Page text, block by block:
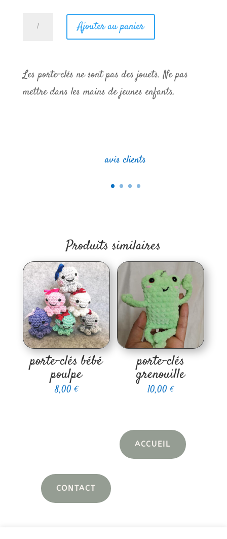
quantité
clés
abeille
Ajouter au panier
Les porte-clés ne sont pas des jouets. Ne pas
mettre dans les mains de jeunes enfants.
avis clients
Produits similaires
porte-clés bébé
poulpe
8,00€
porte-clés
grenouille
10,00€
ACCUEIL
CONTACT